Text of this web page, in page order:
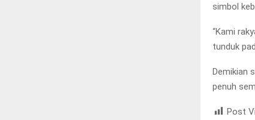
simbol
“Kami
tunduk
Demikian
penuh
Post